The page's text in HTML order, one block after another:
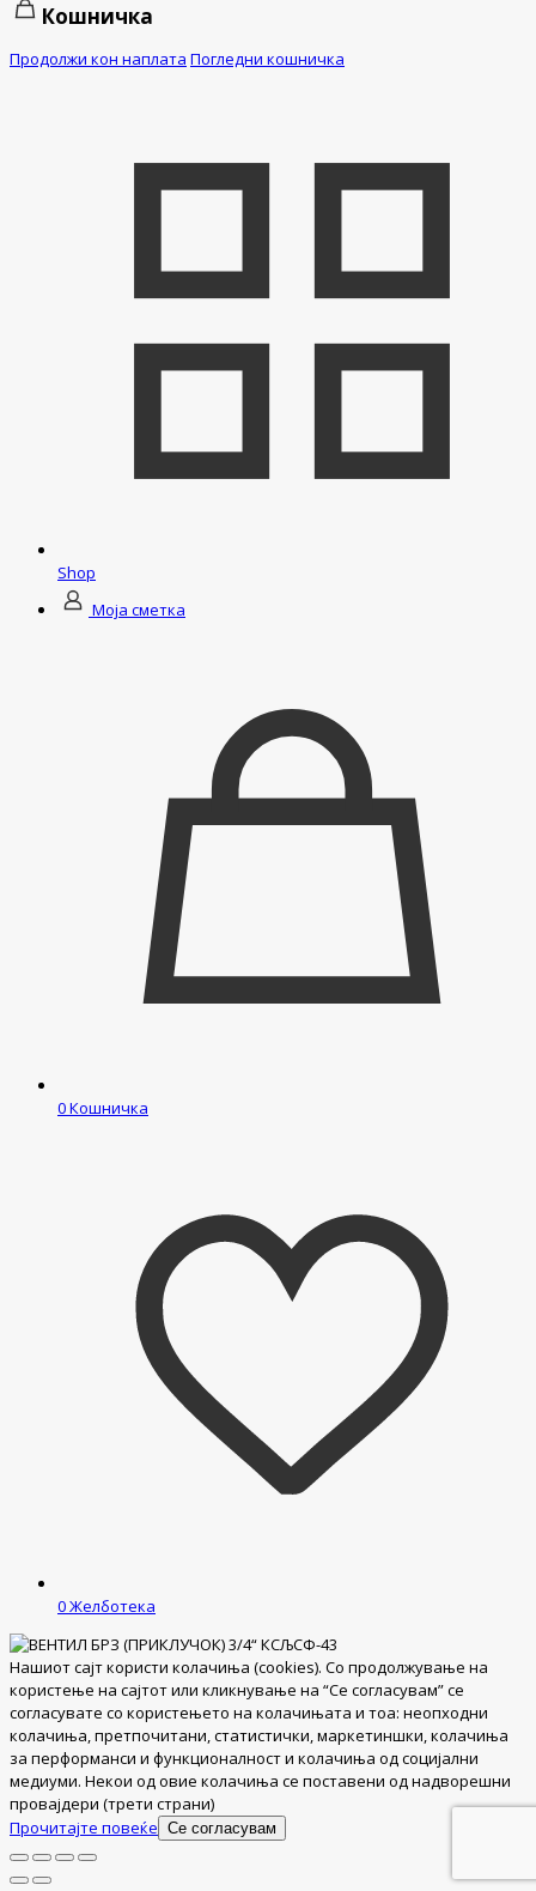
Кошничка
Продолжи кон наплата Погледни кошничка
Shop
Моја сметка
0Кошничка
0Желботека
Нашиот сајт користи колачиња (cookies). Со продолжување на
користење на сајтот или кликнување на “Се согласувам” се
согласувате со користењето на колачињата и тоа: неопходни
колачиња, претпочитани, статистички, маркетиншки, колачиња
за перформанси и функционалност и колачиња од социјални
медиуми. Некои од овие колачиња се поставени од надворешни
провајдери (трети страни)
Прочитајте повеќе Се согласувам